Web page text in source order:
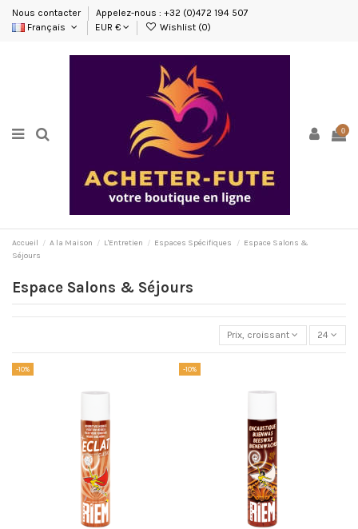
Nous contacter
Appelez-nous : +32 (0)472 194 507
Français
EUR € Wishlist (0)
0
Accueil A la Maison L'Entretien Espaces Spécifiques
Espace Salons &
Séjours
Espace Salons & Séjours
Prix, croissant 24
-10% -10%